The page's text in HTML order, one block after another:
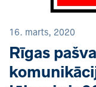
16. marts, 2020
Rīgas